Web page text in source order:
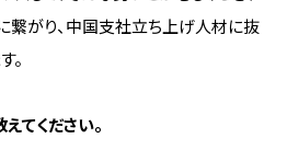
がり、中国支社立ち上げ人材に抜
。
てください。